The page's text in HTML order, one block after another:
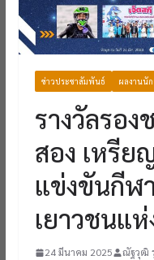
ข่าวประชาสัมพันธ์ ผลงานนั
รางวัลรอ
สอง เหรีย
แข่งขันกีฬ
เยาวชนแ
24 มีนาคม 2025 ณัฐวุฒิ